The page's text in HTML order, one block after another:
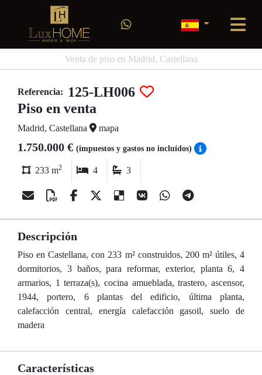
Venta de piso en Madrid, Castellana
Referencia:
125-LH006
Piso en venta
Madrid, Castellana mapa
1.750.000 € (impuestos y gastos no incluídos)
233 m2 4 3
Descripción
Piso en Castellana, con 233 m² construidos, 200 m² útiles, 4
dormitorios, 3 baños, para reformar, exterior, planta 6, 4
armarios, 1 terraza(s), cocina amueblada, trastero, ascensor,
1944, portero, 6 plantas del edificio, última planta,
calefacción central, energía calefacción gasoil, suelo de
madera
Características